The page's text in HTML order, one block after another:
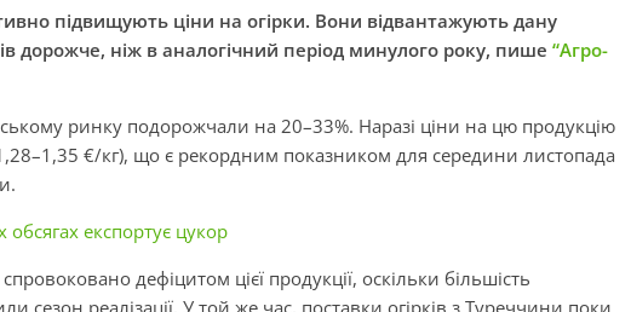
підвищують ціни на огірки. Вони відвантажують дану
дорожче, ніж в аналогічний період минулого року, пише “Агро-
ринку подорожчали на 20–33%. Наразі ціни на цю продукцію
€/кг), що є рекордним показником для середини листопада
експортує цукор
дефіцитом цієї продукції, оскільки більшість
сезон реалізації. У той же час, поставки огірків з Туреччини поки